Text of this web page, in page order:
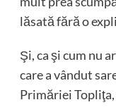
lăsată fără o
Şi, ca şi cum nu
care a vândut
Primăriei